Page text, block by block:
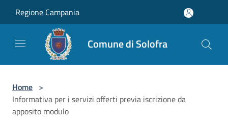
Regione Campania
Comune di Solofra
Home >
Informativa per i servizi offerti previa iscrizione da
apposito modulo